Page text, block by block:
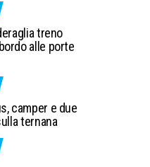
treno
alle porte
camper e due
ternana